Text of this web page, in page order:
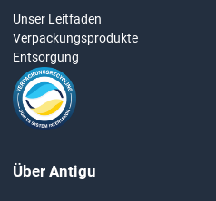
Unser Leitfaden
Verpackungsprodukte
Entsorgung
Über Antigu